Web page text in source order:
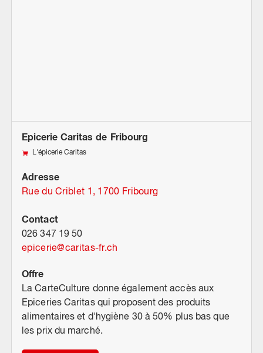
Epicerie Caritas de Fribourg
L'épicerie Caritas
Adresse
Rue du Criblet 1, 1700 Fribourg
Contact
026 347 19 50
epicerie@caritas-fr.ch
Offre
La CarteCulture donne également accès aux
Epiceries Caritas qui proposent des produits
alimentaires et d'hygiène 30 à 50% plus bas que
les prix du marché.